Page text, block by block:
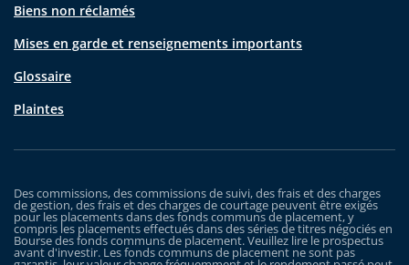
Biens non réclamés
Mises en garde et renseignements importants
Glossaire
Plaintes
Des commissions, des commissions de suivi, des frais et des charges
de gestion, des frais et des charges de courtage peuvent être exigés
pour les placements dans des fonds communs de placement, y
compris les placements effectués dans des séries de titres négociés en
Bourse des fonds communs de placement. Veuillez lire le prospectus
avant d'investir. Les fonds communs de placement ne sont pas